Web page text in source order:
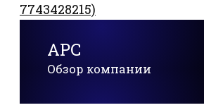
7743428215)
АРС
Обзор компании